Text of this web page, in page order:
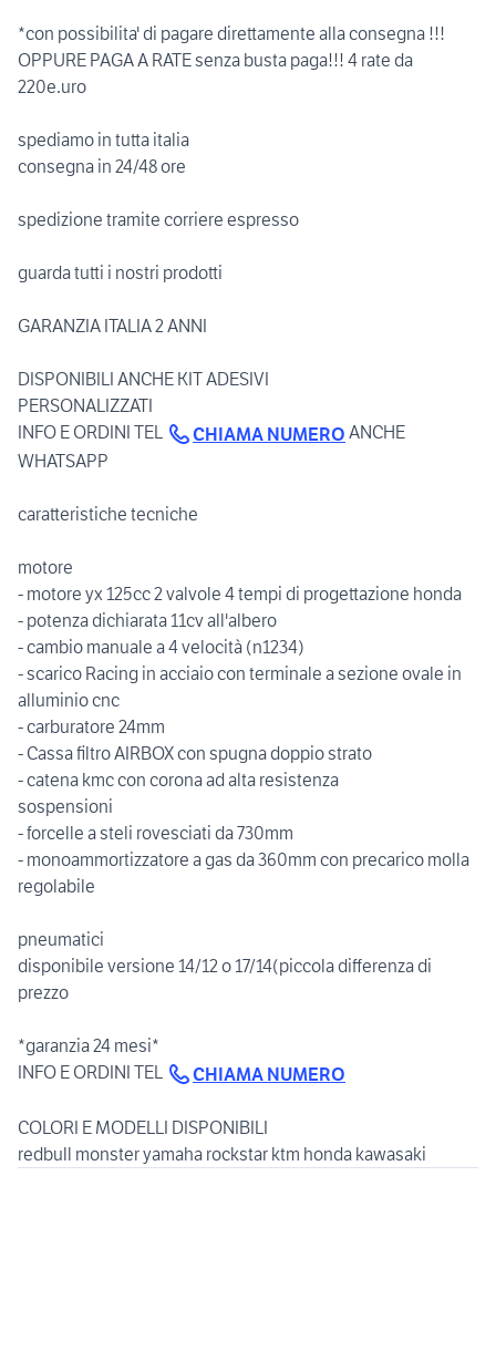
*con possibilita' di pagare direttamente alla consegna !!!
OPPURE PAGA A RATE senza busta paga!!! 4 rate da
220e.uro
spediamo in tutta italia
consegna in 24/48 ore
spedizione tramite corriere espresso
guarda tutti i nostri prodotti
GARANZIA ITALIA 2 ANNI
DISPONIBILI ANCHE KIT ADESIVI
PERSONALIZZATI
INFO E ORDINI TEL
CHIAMA NUMERO ANCHE
WHATSAPP
caratteristiche tecniche
motore
- motore yx 125cc 2 valvole 4 tempi di progettazione honda
- potenza dichiarata 11cv all'albero
- cambio manuale a 4 velocità (n1234)
- scarico Racing in acciaio con terminale a sezione ovale in
alluminio cnc
- carburatore 24mm
- Cassa filtro AIRBOX con spugna doppio strato
- catena kmc con corona ad alta resistenza
sospensioni
- forcelle a steli rovesciati da 730mm
- monoammortizzatore a gas da 360mm con precarico molla
regolabile
pneumatici
disponibile versione 14/12 o 17/14(piccola differenza di
prezzo
*garanzia 24 mesi*
INFO E ORDINI TEL
CHIAMA NUMERO
COLORI E MODELLI DISPONIBILI
redbull monster yamaha rockstar ktm honda kawasaki